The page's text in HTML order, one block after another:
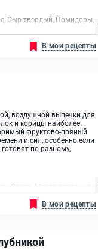
Сыр твердый, Помидоры,
В мои рецепты
воздушной выпечки для
и корицы наиболее
фруктово-пряный
и сил, особенно если
по-разному,
Сахар, Масло сливочное,
В мои рецепты